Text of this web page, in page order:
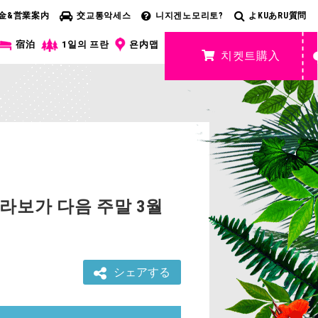
&営業案内 交교통악세스 니지겐노모리토? よKUあRU質問
宿泊 1일의 프란 욘内맵
치켓트購入
보가 다음 주말 3월
シェアする